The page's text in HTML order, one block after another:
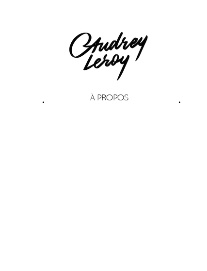
• À PROPOS •